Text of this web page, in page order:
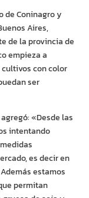
de Coninagro y
Aires,
de la provincia de
empieza a
con color
ser
«Desde las
intentando
es decir en
estamos
permitan